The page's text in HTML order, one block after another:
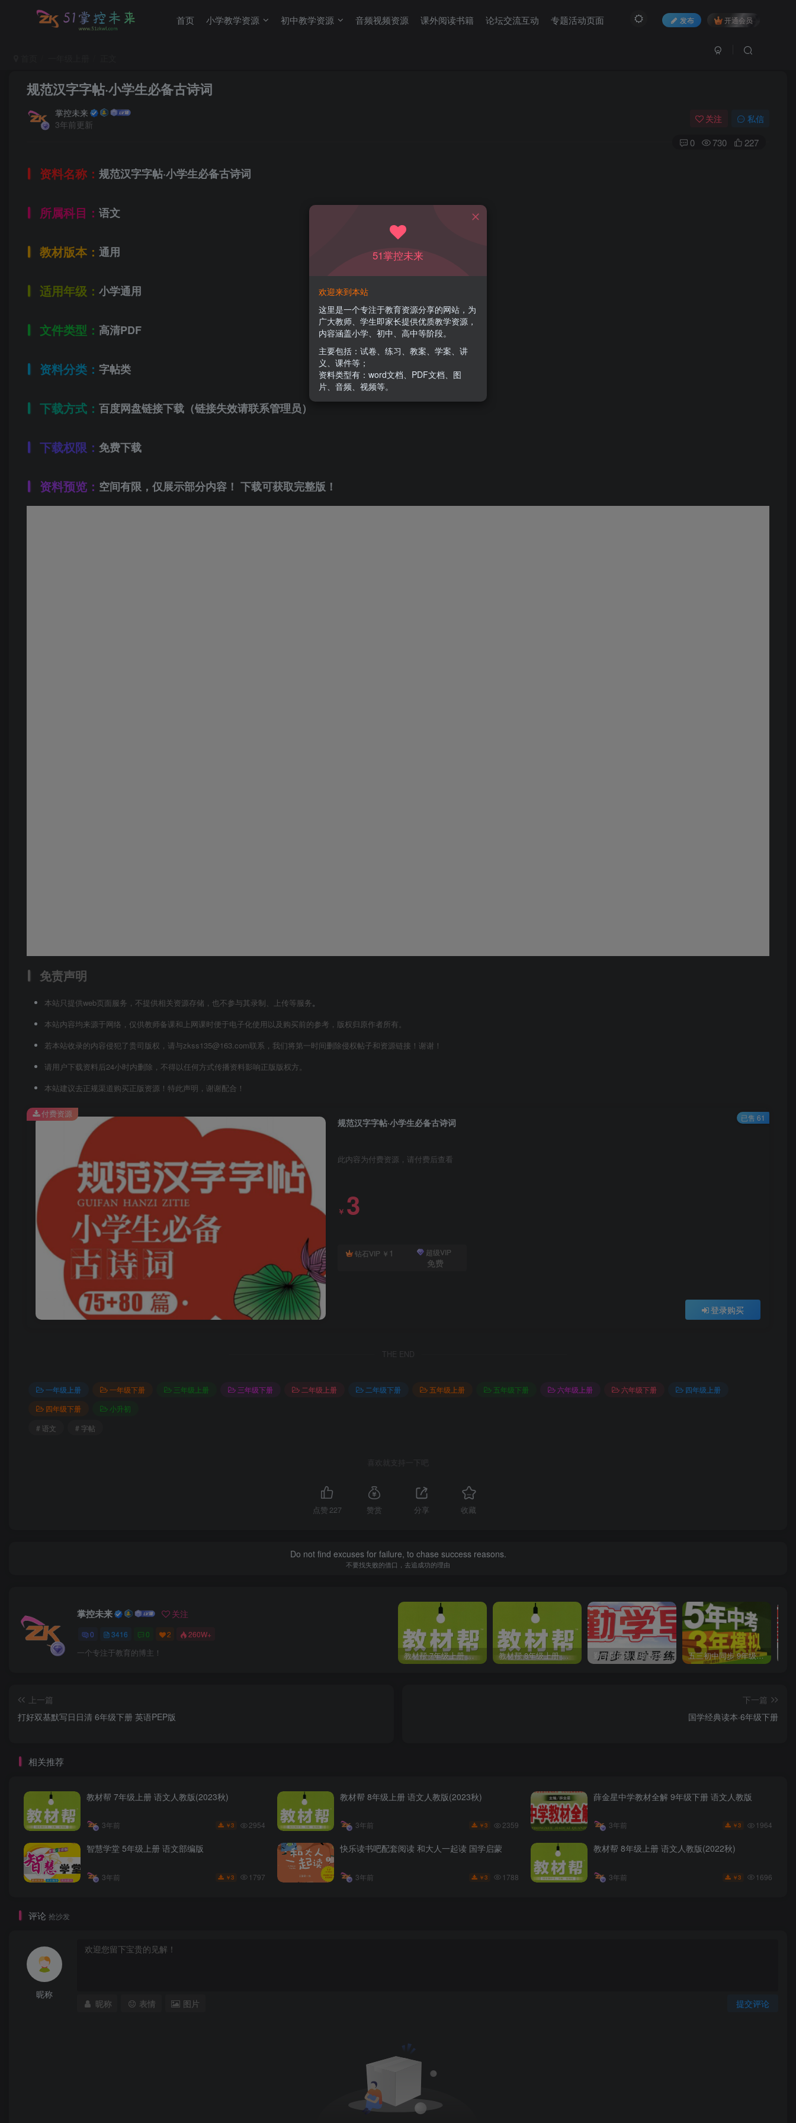
首页 小学教学资源 初中教学资源 音频视频资源 课外阅读书籍 论坛交流互动 专题活动页面 发布 开通会员
规范汉字字帖·小学生必备古诗词
掌控未来
3年前更新
关注 私信
0 730 227
资料名称： 规范汉字字帖·小学生必备古诗词
所属科目： 语文
教材版本： 通用
适用年级： 小学通用
文件类型： 高清PDF
资料分类： 字帖类
下载方式： 百度网盘链接下载（链接失效请联系管理员）
下载权限： 免费下载
资料预览： 空间有限，仅展示部分内容！ 下载可获取完整版！
免责声明
本站只提供web页面服务，不提供相关资源存储，也不参与其录制、上传等服务。
本站内容均来源于网络，仅供教师备课和上网课时便于电子化使用以及购买前的参考，版权归原作者所有。
若本站收录的内容侵犯了贵司版权，请与zkss135@163.com联系，我们将第一时间删除侵权帖子和资源链接！谢谢！
请用户下载资料后24小时内删除，不得以任何方式传播资料影响正版版权方。
本站建议去正规渠道购买正版资源！特此声明，谢谢配合！
规范汉字字帖·小学生必备古诗词
此内容为付费资源，请付费后查看
￥ 3
钻石VIP ￥ 1 超级VIP
免费
登录购买
付费资源 已售 61
THE END
一年级上册 一年级下册 三年级上册 三年级下册 二年级上册 二年级下册 五年级上册 五年级下册 六年级上册 六年级下册
四年级上册
四年级下册
小升初
# 语文
# 字帖
喜欢就支持一下吧
点赞227 赞赏 分享 收藏
Do not find excuses for failure, to chase success reasons.
不要找失败的借口，去追成功的理由
掌控未来 关注
0 3416 0 2 260W+
一个专注于教育的博主！ 教材帮 7年级上册 语文人教版(2023秋) 教材帮 8年级上册 语文人教版(2023秋) 勤学早同步课时导练 数学人教版 7年级上册 五三初中同步 9年级上册 数学人教版(2023版)
上一篇
打好双基默写日日清 6年级下册 英语PEP版
下一篇
国学经典读本·6年级下册
相关推荐
教材帮 7年级上册 语文人教版(2023秋)
3年前 ￥3 2954
教材帮 8年级上册 语文人教版(2023秋)
3年前 ￥3 2359
薛金星中学教材全解 9年级下册 语文人教版
3年前 ￥3 1964
智慧学堂 5年级上册 语文部编版
3年前 ￥3 1797
快乐读书吧配套阅读 和大人一起读 国学启蒙
3年前 ￥3 1788
教材帮 8年级上册 语文人教版(2022秋)
3年前 ￥3 1696
评论 抢沙发
昵称
提交评论
昵称 表情 图片
51掌控未来
欢迎来到本站
这里是一个专注于教育资源分享的网站，为
广大教师、学生即家长提供优质教学资源，
内容涵盖小学、初中、高中等阶段。
主要包括：试卷、练习、教案、学案、讲
义、课件等；
资料类型有：word文档、PDF文档、图
片、音频、视频等。